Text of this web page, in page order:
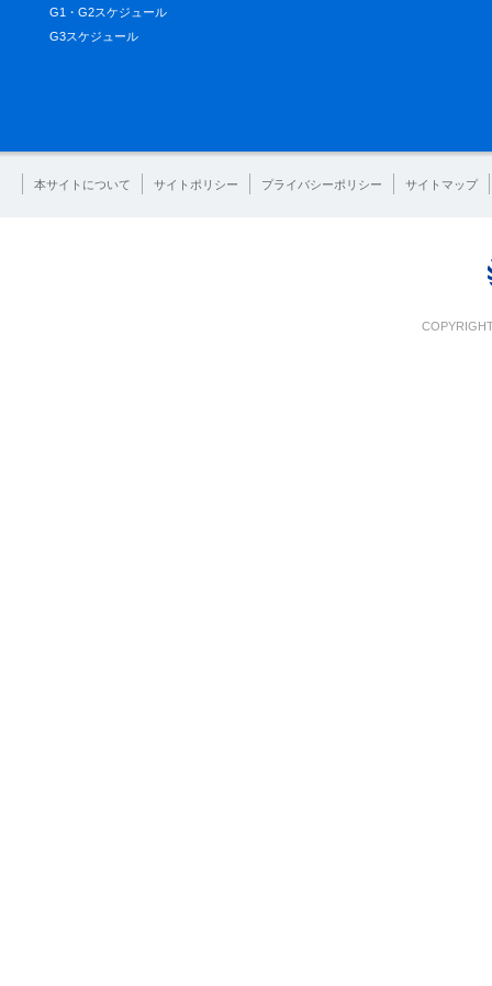
G1・G2スケジュール
G3スケジュール
本サイトについて サイトポリシー プライバシーポリシー サイトマップ